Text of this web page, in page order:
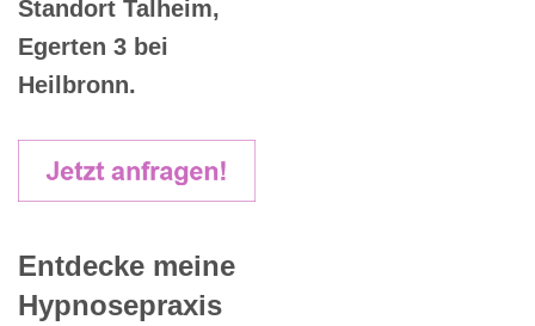
Standort Talheim,
Egerten 3 bei
Heilbronn.
Entdecke meine
Hypnosepraxis